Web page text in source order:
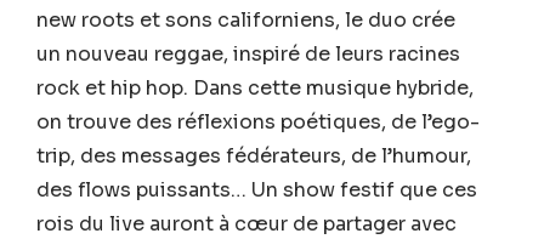
new roots et sons californiens, le duo crée
un nouveau reggae, inspiré de leurs racines
rock et hip hop. Dans cette musique hybride,
on trouve des réflexions poétiques, de l’ego-
trip, des messages fédérateurs, de l’humour,
des flows puissants… Un show festif que ces
rois du live auront à cœur de partager avec